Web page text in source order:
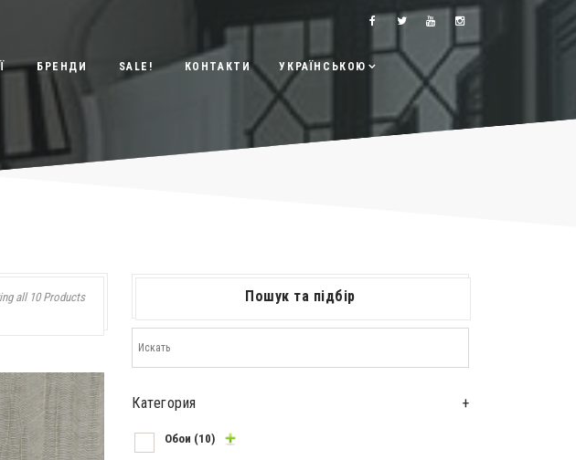
БРЕНДИ SALE! КОНТАКТИ УКРАЇНСЬКОЮ
all 10 Products Пошук та підбір
Категория +
Обои (10)